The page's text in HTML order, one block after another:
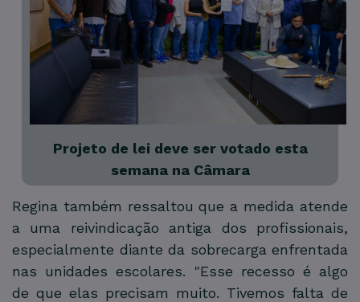
Projeto de lei deve ser votado esta
semana na Câmara
Regina também ressaltou que a medida atende
a uma reivindicação antiga dos profissionais,
especialmente diante da sobrecarga enfrentada
nas unidades escolares. "Esse recesso é algo
de que elas precisam muito. Tivemos falta de